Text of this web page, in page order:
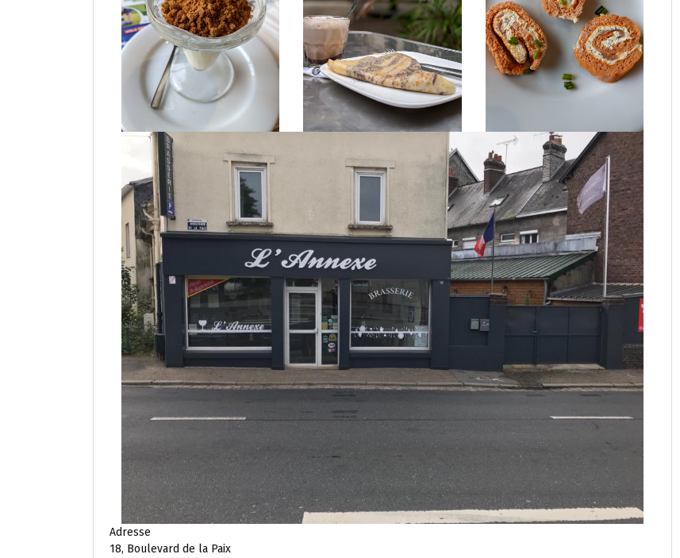
Adresse
18, Boulevard de la Paix